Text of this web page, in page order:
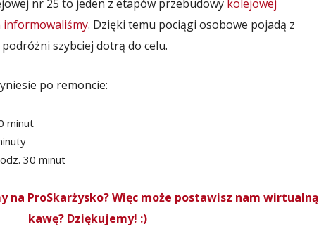
nr 25 to jeden z etapów przebudowy kolejowej
informowaliśmy. Dzięki temu pociągi osobowe pojadą z
szybciej dotrą do celu.
po remoncie:
minut
30 minut
na ProSkarżysko? Więc może postawisz nam wirtualną
kawę? Dziękujemy! :)